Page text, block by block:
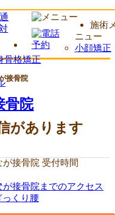
施術
ニュー
小顔矯正
骨格矯正
っくり腰
接骨院